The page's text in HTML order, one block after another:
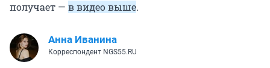
получает — в видео выше.
Анна Иванина
Корреспондент NGS55.RU